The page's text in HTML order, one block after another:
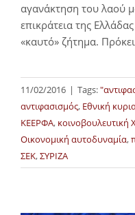
αγανάκτηση του λαού
επικράτεια της
«καυτό» ζήτημα.
11/02/2016 | Tags:
αντιφασισμός, Εθνική
ΚΕΕΡΦΑ, κοινοβουλευτική
Οικονομική αυτοδυναμία,
ΣΕΚ,ΣΥΡΙΖΑ